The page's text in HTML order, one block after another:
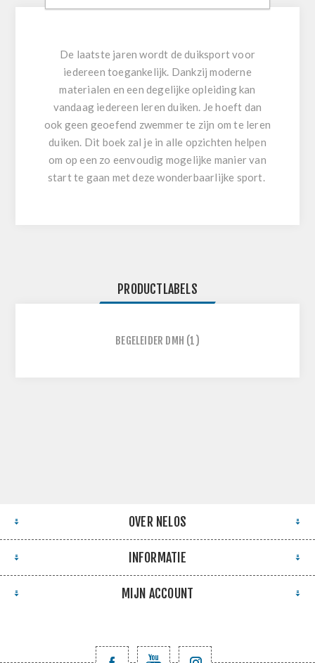
De laatste jaren wordt de duiksport voor
iedereen toegankelijk. Dankzij moderne
materialen en een degelijke opleiding kan
vandaag iedereen leren duiken. Je hoeft dan
ook geen geoefend zwemmer te zijn om te leren
duiken. Dit boek zal je in alle opzichten helpen
om op een zo eenvoudig mogelijke manier van
start te gaan met deze wonderbaarlijke sport.
PRODUCTLABELS
BEGELEIDER DMH (1)
OVER NELOS
INFORMATIE
MIJN ACCOUNT